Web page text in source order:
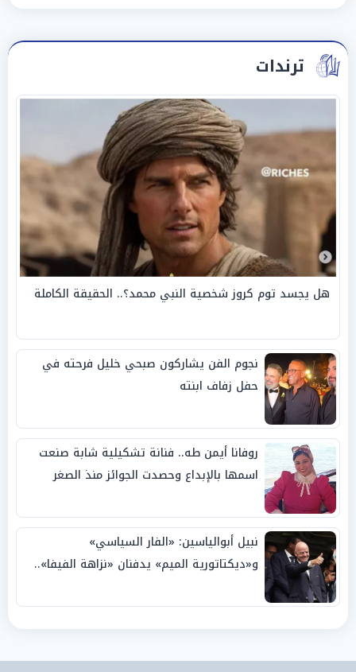
ترندات
هل يجسد توم كروز شخصية النبي محمد؟.. الحقيقة الكاملة
نجوم الفن يشاركون صبحي خليل فرحته في
حفل زفاف ابنته
روفانا أيمن طه.. فنانة تشكيلية شابة صنعت
اسمها بالإبداع وحصدت الجوائز منذ الصغر
نبيل أبوالياسين: «الفار السياسي»
و«ديكتاتورية الميم» يدفنان «نزاهة الفيفا»..